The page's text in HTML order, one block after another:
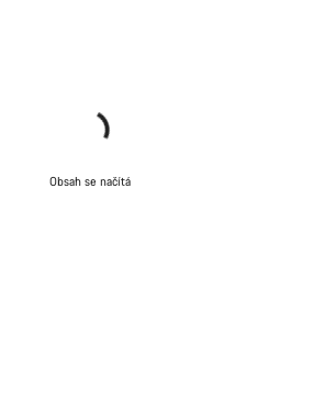
Obsah se načítá